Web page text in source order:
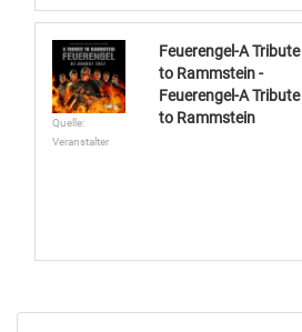
Quelle:
Veranstalter
Feuerengel-A Tribute
to Rammstein -
Feuerengel-A Tribute
to Rammstein